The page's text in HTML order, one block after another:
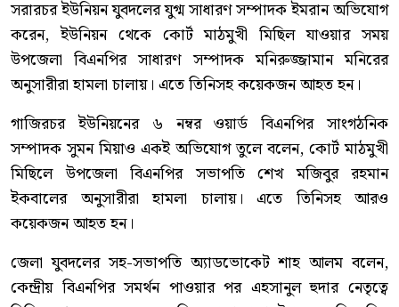
সরারচর ইউনিয়ন যুবদলের যুগ্ম সাধারণ সম্পাদক ইমরান অভিযোগ
করেন, ইউনিয়ন থেকে কোর্ট মাঠমুখী মিছিল যাওয়ার সময়
উপজেলা বিএনপির সাধারণ সম্পাদক মনিরুজ্জামান মনিরের
অনুসারীরা হামলা চালায়। এতে তিনিসহ কয়েকজন আহত হন।
গাজিরচর ইউনিয়নের ৬ নম্বর ওয়ার্ড বিএনপির সাংগঠনিক
সম্পাদক সুমন মিয়াও একই অভিযোগ তুলে বলেন, কোর্ট মাঠমুখী
মিছিলে উপজেলা বিএনপির সভাপতি শেখ মজিবুর রহমান
ইকবালের অনুসারীরা হামলা চালায়। এতে তিনিসহ আরও
কয়েকজন আহত হন।
জেলা যুবদলের সহ-সভাপতি অ্যাডভোকেট শাহ আলম বলেন,
কেন্দ্রীয় বিএনপির সমর্থন পাওয়ার পর এহসানুল হুদার নেতৃত্বে